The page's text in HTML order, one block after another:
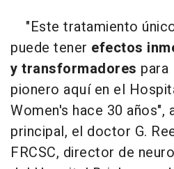
"Este tratamiento
puede tener efectos
y transformadores para
pionero aquí en el
Women's hace 30 años",
principal, el doctor G.
FRCSC, director de